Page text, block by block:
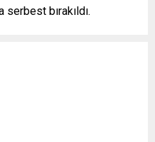
bırakıldı.